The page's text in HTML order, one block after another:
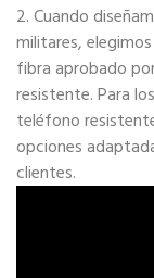
2. Cuando
militares,
fibra aprobado
resistente. Para
teléfono
opciones
clientes.